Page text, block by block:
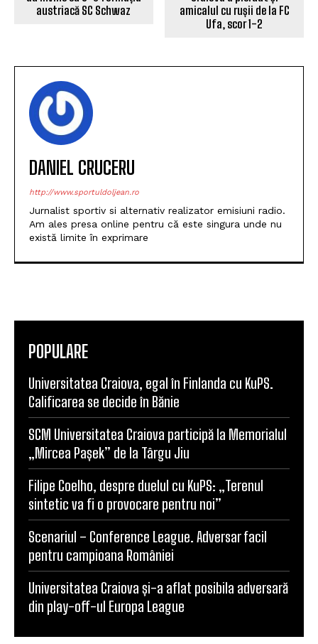
austriacă SC Schwaz
amicalul cu rușii de la FC
Ufa, scor 1-2
DANIEL CRUCERU
http://www.sportuldoljean.ro
Jurnalist sportiv si alternativ realizator emisiuni radio.
Am ales presa online pentru că este singura unde nu
există limite în exprimare
POPULARE
Universitatea Craiova, egal în Finlanda cu KuPS.
Calificarea se decide în Bănie
SCM Universitatea Craiova participă la Memorialul
„Mircea Pașek” de la Târgu Jiu
Filipe Coelho, despre duelul cu KuPS: „Terenul
sintetic va fi o provocare pentru noi”
Scenariul – Conference League. Adversar facil
pentru campioana României
Universitatea Craiova și-a aflat posibila adversară
din play-off-ul Europa League